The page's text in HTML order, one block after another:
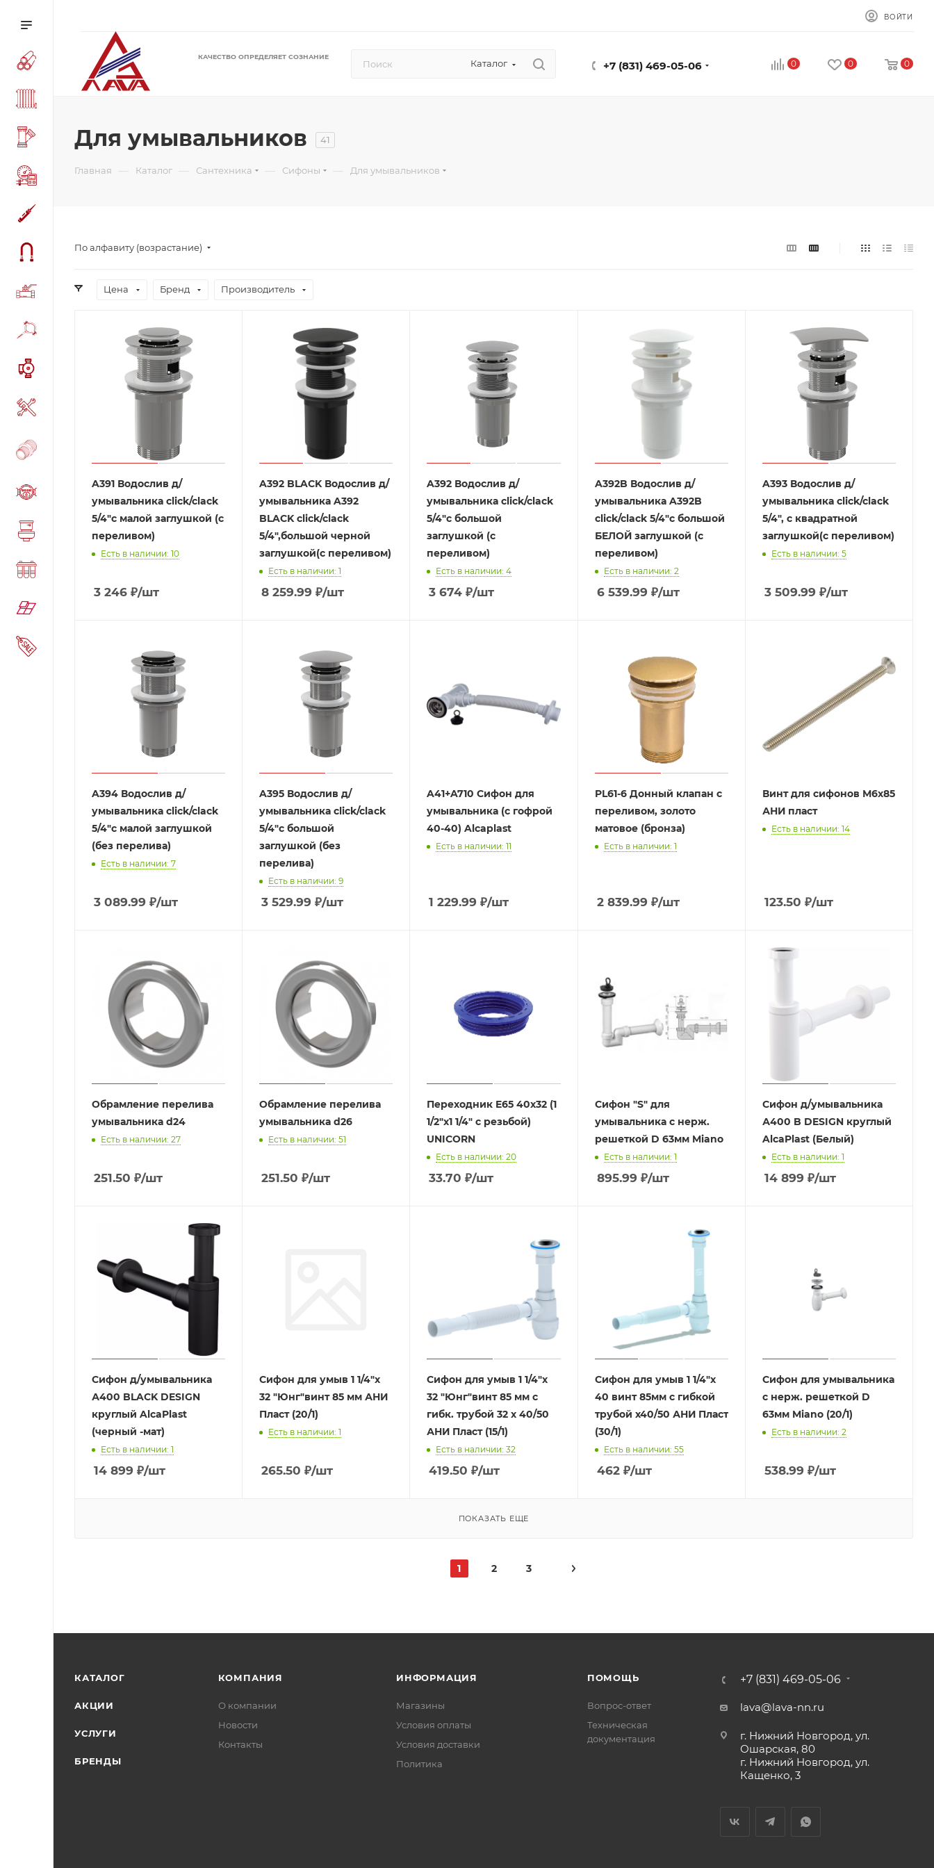
ВОЙТИ
КАЧЕСТВО ОПРЕДЕЛЯЕТ СОЗНАНИЕ
Каталог +7 (831) 469-05-06 0 0 0
Для умывальников 41
Главная — Каталог — Сантехника — Сифоны — Для умывальников
По алфавиту (возрастание)
Цена Бренд Производитель
A391 Водослив д/
умывальника click/clack
5/4"с малой заглушкой (с
переливом)
Есть в наличии: 10
3 246 ₽/шт
A392 BLACK Водослив д/
умывальника A392
BLACK click/clack
5/4",большой черной
заглушкой(с переливом)
Есть в наличии: 1
8 259.99 ₽/шт
A392 Водослив д/
умывальника click/clack
5/4"с большой
заглушкой (с
переливом)
Есть в наличии: 4
3 674 ₽/шт
A392B Водослив д/
умывальника A392B
click/clack 5/4"с большой
БЕЛОЙ заглушкой (с
переливом)
Есть в наличии: 2
6 539.99 ₽/шт
A393 Водослив д/
умывальника click/clack
5/4", с квадратной
заглушкой(с переливом)
Есть в наличии: 5
3 509.99 ₽/шт
A394 Водослив д/
умывальника click/clack
5/4"с малой заглушкой
(без перелива)
Есть в наличии: 7
3 089.99 ₽/шт
A395 Водослив д/
умывальника click/clack
5/4"с большой
заглушкой (без
перелива)
Есть в наличии: 9
3 529.99 ₽/шт
A41+A710 Сифон для
умывальника (с гофрой
40-40) Alcaplast
Есть в наличии: 11
1 229.99 ₽/шт
PL61-6 Донный клапан с
переливом, золото
матовое (бронза)
Есть в наличии: 1
2 839.99 ₽/шт
Винт для сифонов М6х85
АНИ пласт
Есть в наличии: 14
123.50 ₽/шт
Обрамление перелива
умывальника d24
Есть в наличии: 27
251.50 ₽/шт
Обрамление перелива
умывальника d26
Есть в наличии: 51
251.50 ₽/шт
Переходник E65 40x32 (1
1/2"х1 1/4" с резьбой)
UNICORN
Есть в наличии: 20
33.70 ₽/шт
Сифон "S" для
умывальника с нерж.
решеткой D 63мм Miano
Есть в наличии: 1
895.99 ₽/шт
Сифон д/умывальника
А400 B DESIGN круглый
AlcaPlast (Белый)
Есть в наличии: 1
14 899 ₽/шт
Сифон д/умывальника
А400 BLACK DESIGN
круглый AlcaPlast
(черный -мат)
Есть в наличии: 1
14 899 ₽/шт
Сифон для умыв 1 1/4"х
32 "Юнг"винт 85 мм АНИ
Пласт (20/1)
Есть в наличии: 1
265.50 ₽/шт
Сифон для умыв 1 1/4"х
32 "Юнг"винт 85 мм с
гибк. трубой 32 х 40/50
АНИ Пласт (15/1)
Есть в наличии: 32
419.50 ₽/шт
Сифон для умыв 1 1/4"х
40 винт 85мм с гибкой
трубой х40/50 АНИ Пласт
(30/1)
Есть в наличии: 55
462₽/шт
Сифон для умывальника
с нерж. решеткой D
63мм Miano (20/1)
Есть в наличии: 2
538.99 ₽/шт
ПОКАЗАТЬ ЕЩЕ
1 2 3
КАТАЛОГ
АКЦИИ
УСЛУГИ
БРЕНДЫ
КОМПАНИЯ
О компании
Новости
Контакты
ИНФОРМАЦИЯ
Магазины
Условия оплаты
Условия доставки
Политика
ПОМОЩЬ
Вопрос-ответ
Техническая
документация
+7 (831) 469-05-06
lava@lava-nn.ru
г. Нижний Новгород, ул.
Ошарская, 80
г. Нижний Новгород, ул.
Кащенко, 3